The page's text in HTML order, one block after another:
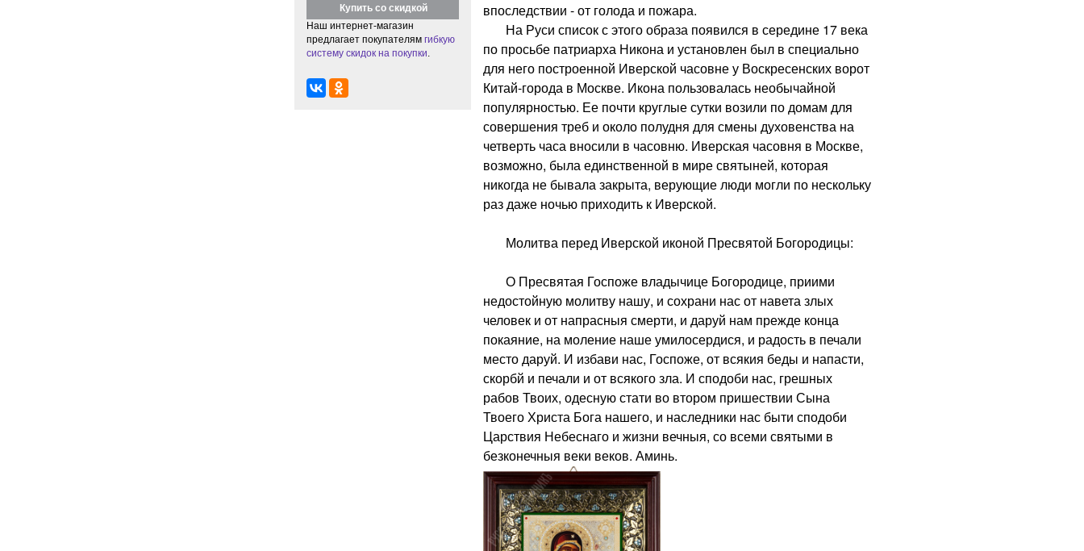
Купить со скидкой
Наш интернет-магазин
предлагает покупателям гибкую
систему скидок на покупки
впоследствии - от голода и пожара.
На Руси список с этого образа появился в середине 17 века
по просьбе патриарха Никона и установлен был в специально
для него построенной Иверской часовне у Воскресенских ворот
Китай-города в Москве. Икона пользовалась необычайной
популярностью. Ее почти круглые сутки возили по домам для
совершения треб и около полудня для смены духовенства на
четверть часа вносили в часовню. Иверская часовня в Москве,
возможно, была единственной в мире святыней, которая
никогда не бывала закрыта, верующие люди могли по нескольку
раз даже ночью приходить к Иверской.
Молитва перед Иверской иконой Пресвятой Богородицы:
О Пресвятая Госпоже владычице Богородице, приими
недостойную молитву нашу, и сохрани нас от навета злых
человек и от напрасныя смерти, и даруй нам прежде конца
покаяние, на моление наше умилосердися, и радость в печали
место даруй. И избави нас, Госпоже, от всякия беды и напасти,
скорбй и печали и от всякого зла. И сподоби нас, грешных
рабов Твоих, одесную стати во втором пришествии Сына
Твоего Христа Бога нашего, и наследники нас быти сподоби
Царствия Небеснаго и жизни вечныя, со всеми святыми в
безконечныя веки веков. Аминь.